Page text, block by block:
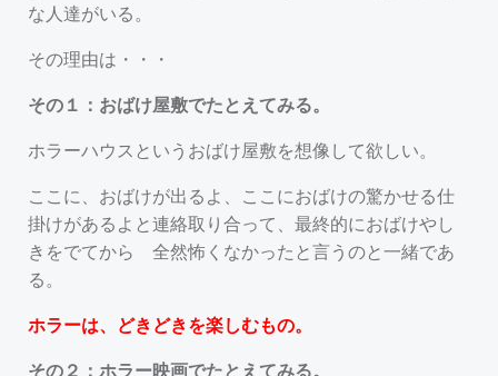
な人達がいる。
その理由は・・・
その１：おばけ屋敷でたとえてみる。
ホラーハウスというおばけ屋敷を想像して欲しい。
ここに、おばけが出るよ、ここにおばけの驚かせる仕
掛けがあるよと連絡取り合って、最終的におばけやし
きをでてから 全然怖くなかったと言うのと一緒であ
る。
ホラーは、どきどきを楽しむもの。
その２：ホラー映画でたとえてみる。